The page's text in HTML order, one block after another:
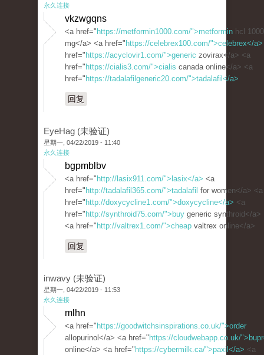
永久连接
vkzwgqns
<a href=" https://metformin1000.com/">metformin hcl 1000
mg</a> <a href=" https://celebrex100.com/">celebrex</a>
href=" https://acyclovir1.com/">generic zovirax</a> <a
href=" https://cialis3.com/">cialis canada online</a> <a
href=" https://tadalafilgeneric20.com/">tadalafil</a>
回复
EyeHag (未验证)
星期一, 04/22/2019 - 11:40
永久连接
bgpmblbv
<a href=" http://lasix911.com/">lasix</a> <a
href=" http://tadalafil365.com/">tadalafil for women</a> <a
href=" http://doxycycline1.com/">doxycycline</a> <a
href=" http://synthroid75.com/">buy generic synthroid</a>
<a href=" http://valtrex1.com/">cheap valtrex online</a>
回复
inwavy (未验证)
星期一, 04/22/2019 - 11:53
永久连接
mlhn
<a href=" https://goodwitchsinspirations.co.uk/">order
allopurinol</a> <a href=" https://cloudwebapp.co.uk/
online</a> <a href=" https://cybermilk.ca/">paxil</a> <a